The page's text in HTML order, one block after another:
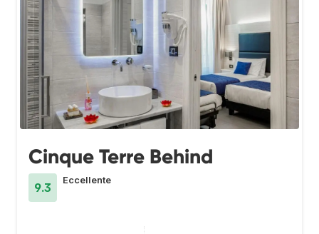
Cinque Terre Behind
9.3
Eccellente